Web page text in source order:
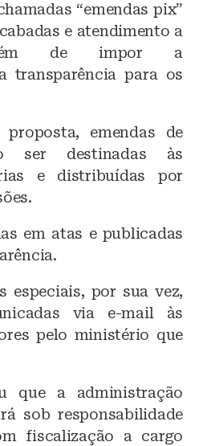
“emendas pix”
e atendimento a
além de impor a
transparência para os
emendas de
ser destinadas às
e distribuídas por
em atas e publicadas
especiais, por sua vez,
via e-mail às
pelo ministério que
que a administração
sob responsabilidade
fiscalização a cargo